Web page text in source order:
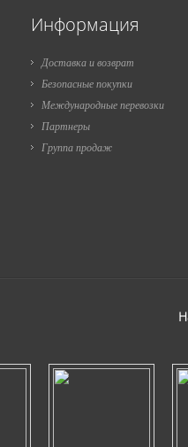
Информация
Доставка и возврат
Безопасные покупки
Международные перевозки
Партнеры
Группа продаж